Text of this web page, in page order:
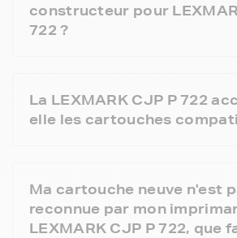
constructeur pour
722 ?
La LEXMARK CJP P 722
elle les cartouches
Ma cartouche neuve n'est
reconnue par mon
LEXMARK CJP P 722, que